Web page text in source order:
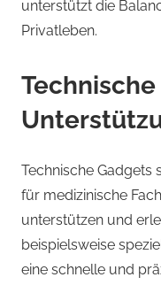
unterstützt die
Privatleben.
Technische Gadgets
für medizinische
unterstützen und
beispielsweise
eine schnelle und